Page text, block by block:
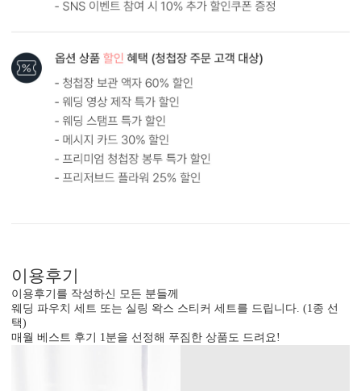
형태 및 구성
카드 115x173(mm) / 세로2단 / 포토스티커 / 봉투120x180(mm)
봉합용 스티커 기본 구성입니다.
이용후기
이용후기를 작성하신 모든 분들께
웨딩 파우치 세트 또는 실링 왁스 스티커 세트를 드립니다. (1종 선
택)
매월 베스트 후기 1분을 선정해 푸짐한 상품도 드려요!